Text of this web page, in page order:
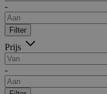
-
Filter
Prijs
-